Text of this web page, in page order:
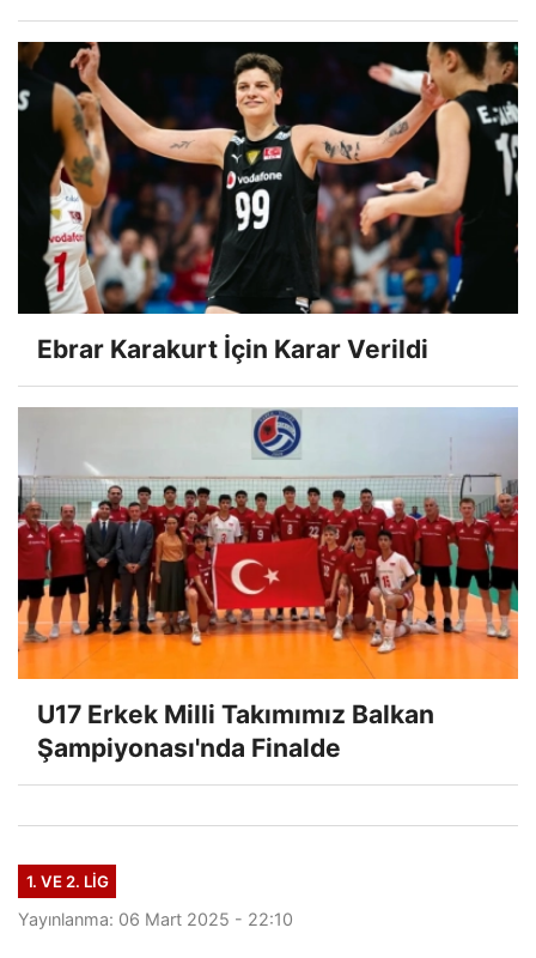
Ebrar Karakurt İçin Karar Verildi
U17 Erkek Milli Takımımız Balkan
Şampiyonası'nda Finalde
1. VE 2. LIG
Yayınlanma: 06 Mart 2025 - 22:10